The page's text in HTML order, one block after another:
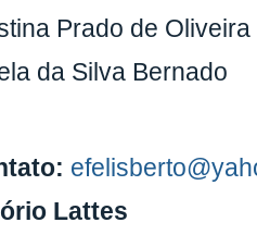
Prado de Oliveira
da Silva Bernado
Lattes